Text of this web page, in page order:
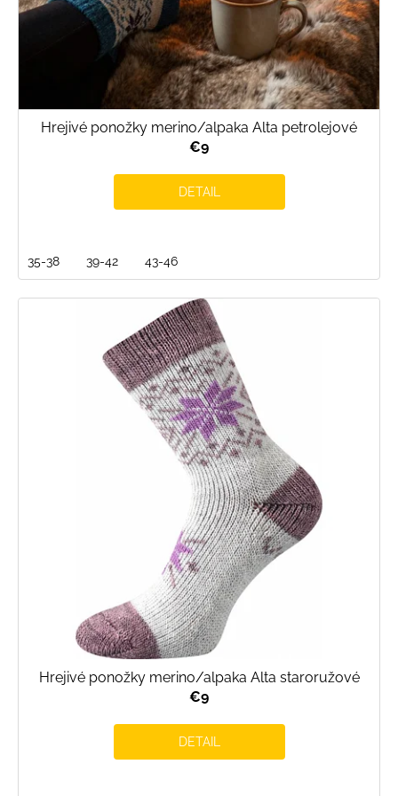
t
Hrejivé ponožky merino/alpaka Alta petrolejové
€9
DETAIL
35-38 39-42 43-46
Hrejivé ponožky merino/alpaka Alta staroružové
€9
DETAIL